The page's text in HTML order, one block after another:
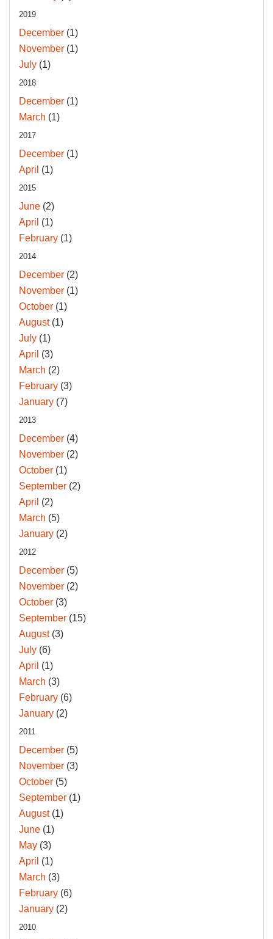
2019
December (1)
November (1)
July (1)
2018
December (1)
March (1)
2017
December (1)
April (1)
2015
June (2)
April (1)
February (1)
2014
December (2)
November (1)
October (1)
August(1)
July (1)
April (3)
March (2)
February (3)
January (7)
2013
December (4)
November (2)
October (1)
September (2)
April (2)
March (5)
January (2)
2012
December (5)
November (2)
October (3)
September (15)
August(3)
July (6)
April (1)
March (3)
February (6)
January (2)
2011
December (5)
November (3)
October (5)
September (1)
August(1)
June (1)
May (3)
April (1)
March (3)
February (6)
January (2)
2010